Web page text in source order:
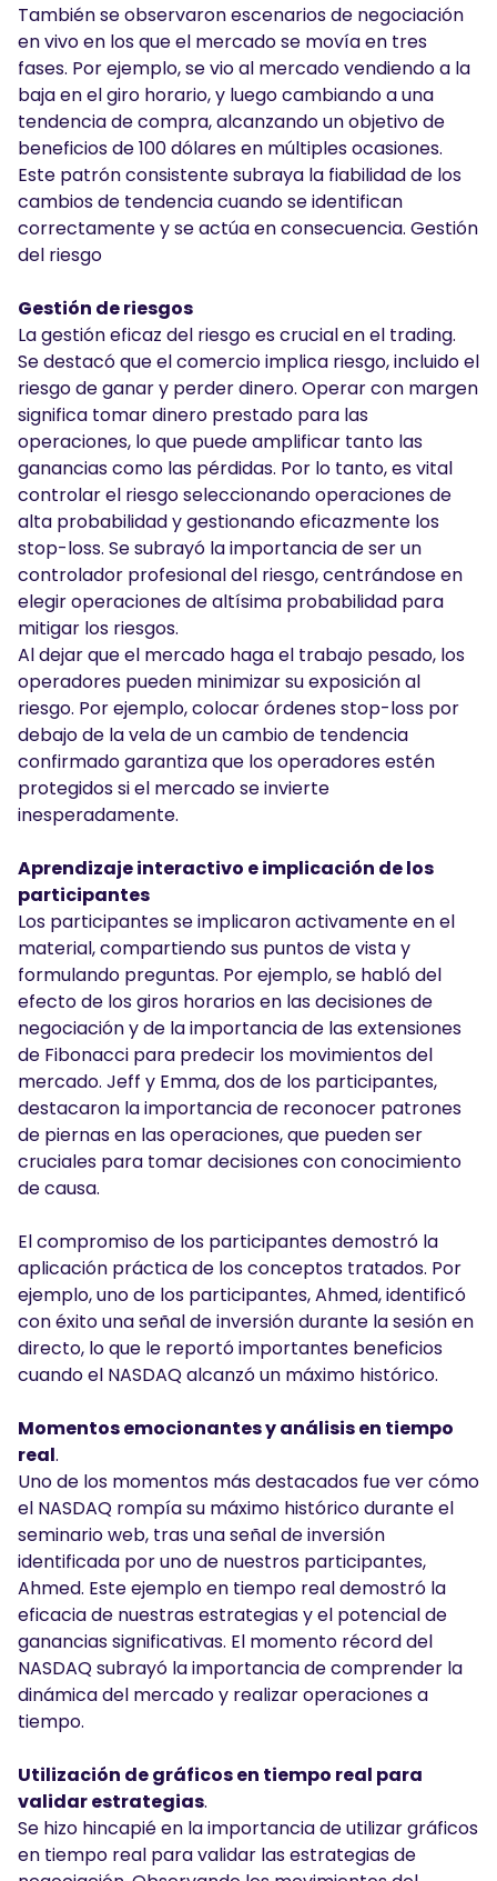
También se observaron escenarios de negociación
en vivo en los que el mercado se movía en tres
fases. Por ejemplo, se vio al mercado vendiendo a la
baja en el giro horario, y luego cambiando a una
tendencia de compra, alcanzando un objetivo de
beneficios de 100 dólares en múltiples ocasiones.
Este patrón consistente subraya la fiabilidad de los
cambios de tendencia cuando se identifican
correctamente y se actúa en consecuencia. Gestión
del riesgo
Gestión de riesgos
La gestión eficaz del riesgo es crucial en el trading.
Se destacó que el comercio implica riesgo, incluido el
riesgo de ganar y perder dinero. Operar con margen
significa tomar dinero prestado para las
operaciones, lo que puede amplificar tanto las
ganancias como las pérdidas. Por lo tanto, es vital
controlar el riesgo seleccionando operaciones de
alta probabilidad y gestionando eficazmente los
stop-loss. Se subrayó la importancia de ser un
controlador profesional del riesgo, centrándose en
elegir operaciones de altísima probabilidad para
mitigar los riesgos.
Al dejar que el mercado haga el trabajo pesado, los
operadores pueden minimizar su exposición al
riesgo. Por ejemplo, colocar órdenes stop-loss por
debajo de la vela de un cambio de tendencia
confirmado garantiza que los operadores estén
protegidos si el mercado se invierte
inesperadamente.
Aprendizaje interactivo e implicación de los
participantes
Los participantes se implicaron activamente en el
material, compartiendo sus puntos de vista y
formulando preguntas. Por ejemplo, se habló del
efecto de los giros horarios en las decisiones de
negociación y de la importancia de las extensiones
de Fibonacci para predecir los movimientos del
mercado. Jeff y Emma, dos de los participantes,
destacaron la importancia de reconocer patrones
de piernas en las operaciones, que pueden ser
cruciales para tomar decisiones con conocimiento
de causa.
El compromiso de los participantes demostró la
aplicación práctica de los conceptos tratados. Por
ejemplo, uno de los participantes, Ahmed, identificó
con éxito una señal de inversión durante la sesión en
directo, lo que le reportó importantes beneficios
cuando el NASDAQ alcanzó un máximo histórico.
Momentos emocionantes y análisis en tiempo
real.
Uno de los momentos más destacados fue ver cómo
el NASDAQ rompía su máximo histórico durante el
seminario web, tras una señal de inversión
identificada por uno de nuestros participantes,
Ahmed. Este ejemplo en tiempo real demostró la
eficacia de nuestras estrategias y el potencial de
ganancias significativas. El momento récord del
NASDAQ subrayó la importancia de comprender la
dinámica del mercado y realizar operaciones a
tiempo.
Utilización de gráficos en tiempo real para
validar estrategias.
Se hizo hincapié en la importancia de utilizar gráficos
en tiempo real para validar las estrategias de